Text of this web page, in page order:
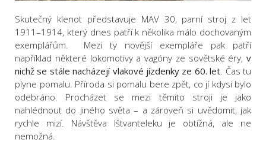
Skutečný klenot představuje MAV 30, parní stroj z let
1911–1914, který dnes patří k několika málo dochovaným
exemplářům. Mezi ty novější exempláře pak patří
například některé lokomotivy a vagóny ze sovětské éry, v
nichž se stále nacházejí vlakové jízdenky ze 60. let. Čas tu
plyne pomalu. Příroda si pomalu bere zpět, co jí kdysi bylo
odebráno. Procházet se mezi těmito stroji je jako
nahlédnout do jiného světa – a zároveň si uvědomit, jak
rychle mizí. Návštěva Ištvanteleku je obtížná, ale ne
nemožná.